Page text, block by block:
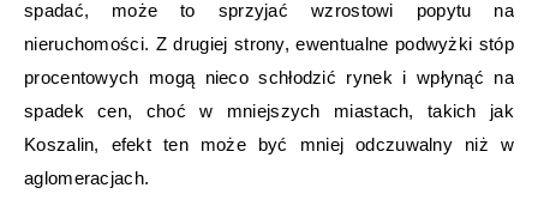
spadać, może to sprzyjać wzrostowi popytu na
nieruchomości. Z drugiej strony, ewentualne podwyżki stóp
procentowych mogą nieco schłodzić rynek i wpłynąć na
spadek cen, choć w mniejszych miastach, takich jak
Koszalin, efekt ten może być mniej odczuwalny niż w
aglomeracjach.